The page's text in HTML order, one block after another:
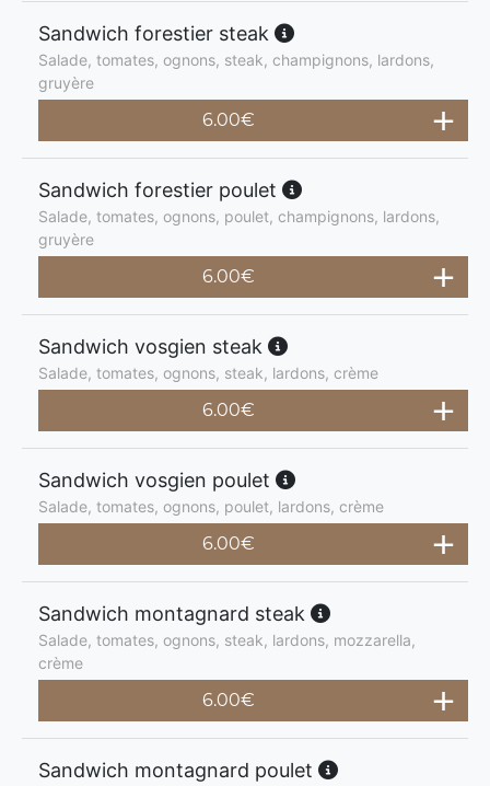
Sandwich forestier steak
Salade, tomates, ognons, steak, champignons, lardons,
gruyère
6.00€
Sandwich forestier poulet
Salade, tomates, ognons, poulet, champignons, lardons,
gruyère
6.00€
Sandwich vosgien steak
Salade, tomates, ognons, steak, lardons, crème
6.00€
Sandwich vosgien poulet
Salade, tomates, ognons, poulet, lardons, crème
6.00€
Sandwich montagnard steak
Salade, tomates, ognons, steak, lardons, mozzarella,
crème
6.00€
Sandwich montagnard poulet